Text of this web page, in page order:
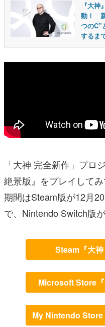
『大
動！
つのC”
するま
「大神 完全新作」プロ
絶景版』をプレイして
期間はSteam版が12月
で、Nintendo Switch版
Steam『大
Microsoft Store
My Nintendo Store